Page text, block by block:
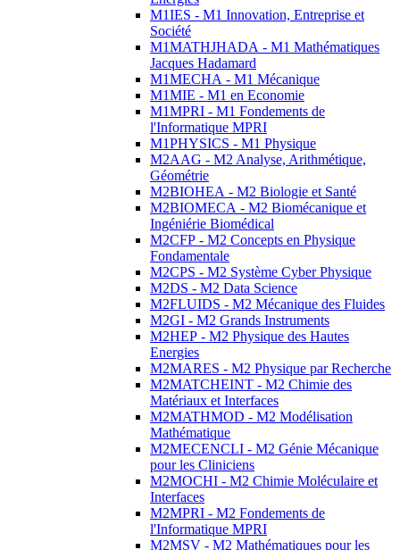
M1IES - M1 Innovation, Entreprise et
Société
M1MATHJHADA - M1 Mathématiques
Jacques Hadamard
M1MECHA - M1 Mécanique
M1MIE - M1 en Economie
M1MPRI - M1 Fondements de
l'Informatique MPRI
M1PHYSICS - M1 Physique
M2AAG - M2 Analyse, Arithmétique,
Géométrie
M2BIOHEA - M2 Biologie et Santé
M2BIOMECA - M2 Biomécanique et
Ingéniérie Biomédical
M2CFP - M2 Concepts en Physique
Fondamentale
M2CPS - M2 Système Cyber Physique
M2DS - M2 Data Science
M2FLUIDS - M2 Mécanique des Fluides
M2GI - M2 Grands Instruments
M2HEP - M2 Physique des Hautes
Energies
M2MARES - M2 Physique par Recherche
M2MATCHEINT - M2 Chimie des
Matériaux et Interfaces
M2MATHMOD - M2 Modélisation
Mathématique
M2MECENCLI - M2 Génie Mécanique
pour les Cliniciens
M2MOCHI - M2 Chimie Moléculaire et
Interfaces
M2MPRI - M2 Fondements de
l'Informatique MPRI
M2MSV - M2 Mathématiques pour les